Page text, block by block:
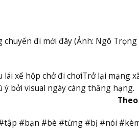
đi mới đây (Ảnh: Ngô Trọng
lái xế hộp chở đi chơiTrở lại mạng
bởi visual ngày càng thăng hạng.
#bạn #bè #từng #bị #nói